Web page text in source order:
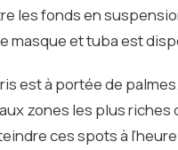
fonds en
et tuba est
est à portée de
zones les plus riches
ces spots à